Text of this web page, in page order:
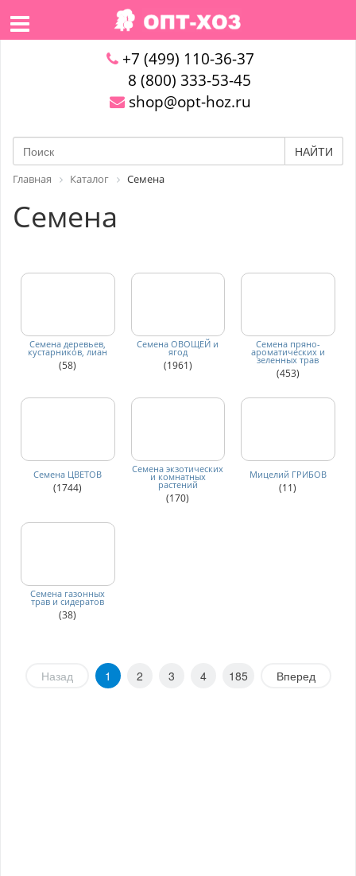
+7 (499) 110-36-37
8 (800) 333-53-45
shop@opt-hoz.ru
НАЙТИ
Главная Каталог Семена
Семена
Семена деревьев,
кустарников, лиан
(58)
Семена ОВОЩЕЙ и
ягод
(1961)
Семена пряно-
ароматических и
зеленных трав
(453)
Семена ЦВЕТОВ
(1744)
Семена экзотических
и комнатных
растений
(170)
Мицелий ГРИБОВ
(11)
Семена газонных
трав и сидератов
(38)
Назад 1 2 3 4 185 Вперед